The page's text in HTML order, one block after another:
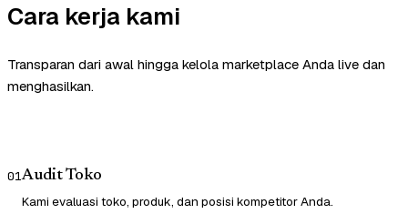
Cara kerja kami
Transparan dari awal hingga kelola marketplace Anda live dan
menghasilkan.
01Audit Toko
Kami evaluasi toko, produk, dan posisi kompetitor Anda.